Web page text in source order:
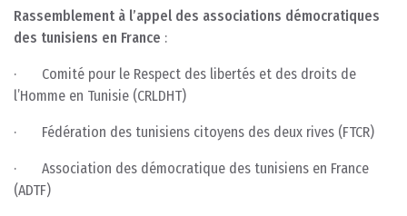
Rassemblement à l’appel des associations démocratiques
des tunisiens en France :
· Comité pour le Respect des libertés et des droits de
l’Homme en Tunisie (CRLDHT)
· Fédération des tunisiens citoyens des deux rives (FTCR)
· Association des démocratique des tunisiens en France
(ADTF)